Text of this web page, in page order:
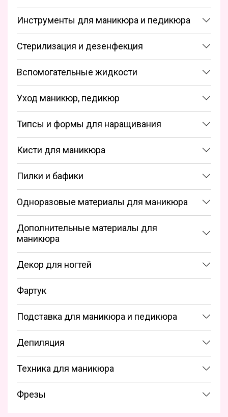
Инструменты для маникюра и педикюра
Стерилизация и дезенфекция
Вспомогательные жидкости
Уход маникюр, педикюр
Типсы и формы для наращивания
Кисти для маникюра
Пилки и бафики
Одноразовые материалы для маникюра
Дополнительные материалы для
маникюра
Декор для ногтей
Фартук
Подставка для маникюра и педикюра
Депиляция
Техника для маникюра
Фрезы